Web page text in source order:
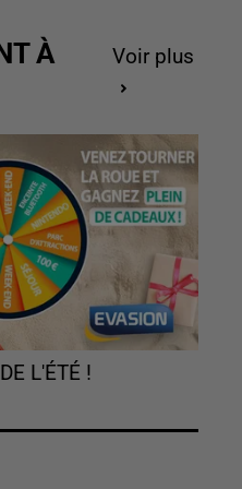
À
Voir plus
L'ÉTÉ !